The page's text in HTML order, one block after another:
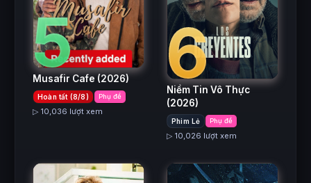
5
Musafir Cafe (2026)
Hoàn tất (8/8) Phụ đề
▷ 10,036 lượt xem
6
Niềm Tin Vô Thực
(2026)
Phim Lẻ Phụ đề
▷ 10,026 lượt xem